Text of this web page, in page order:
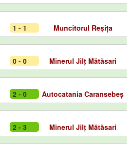
1 - 1 Muncitorul Reșița
0 - 0 Minerul Jilț Mătăsari
2 - 0 Autocatania Caransebeș
2 - 3 Minerul Jilț Mătăsari